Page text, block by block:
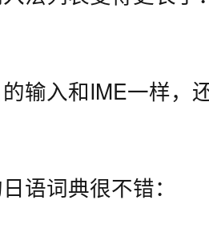
输入和IME一样，
语词典很不错：